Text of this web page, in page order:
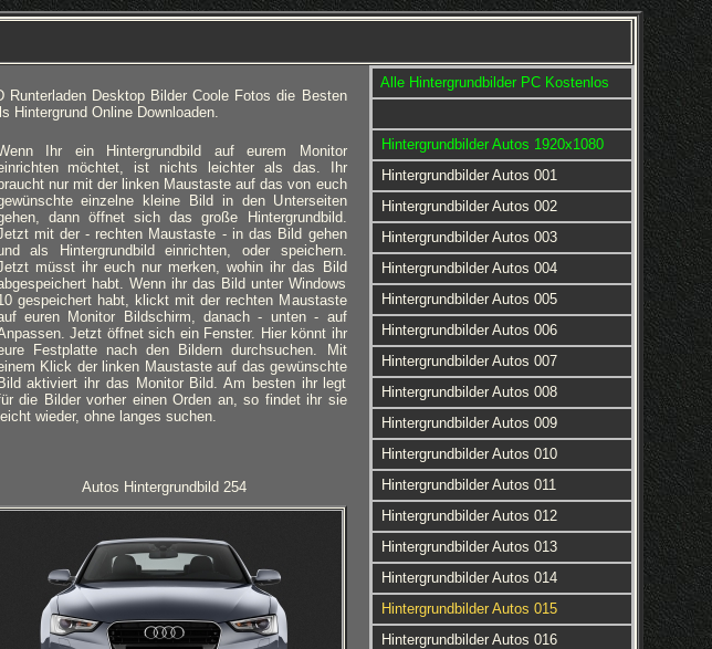
Desktop Bilder Coole Fotos die Besten
Hintergrund Online Downloaden.
Ihr ein Hintergrundbild auf eurem Monitor
möchtet, ist nichts leichter als das. Ihr
braucht nur mit der linken Maustaste auf das von euch
einzelne kleine Bild in den Unterseiten
dann öffnet sich das große Hintergrundbild.
mit der - rechten Maustaste - in das Bild gehen
als Hintergrundbild einrichten, oder speichern.
müsst ihr euch nur merken, wohin ihr das Bild
habt. Wenn ihr das Bild unter Windows
gespeichert habt, klickt mit der rechten Maustaste
euren Monitor Bildschirm, danach - unten - auf
Jetzt öffnet sich ein Fenster. Hier könnt ihr
Festplatte nach den Bildern durchsuchen. Mit
Klick der linken Maustaste auf das gewünschte
Bild aktiviert ihr das Monitor Bild. Am besten ihr legt
die Bilder vorher einen Orden an, so findet ihr sie
leicht wieder, ohne langes suchen.
Autos Hintergrundbild 254
Alle Hintergrundbilder PC Kostenlos
Hintergrundbilder Autos 1920x1080
Hintergrundbilder Autos 001
Hintergrundbilder Autos 002
Hintergrundbilder Autos 003
Hintergrundbilder Autos 004
Hintergrundbilder Autos 005
Hintergrundbilder Autos 006
Hintergrundbilder Autos 007
Hintergrundbilder Autos 008
Hintergrundbilder Autos 009
Hintergrundbilder Autos 010
Hintergrundbilder Autos 011
Hintergrundbilder Autos 012
Hintergrundbilder Autos 013
Hintergrundbilder Autos 014
Hintergrundbilder Autos 015
Hintergrundbilder Autos 016